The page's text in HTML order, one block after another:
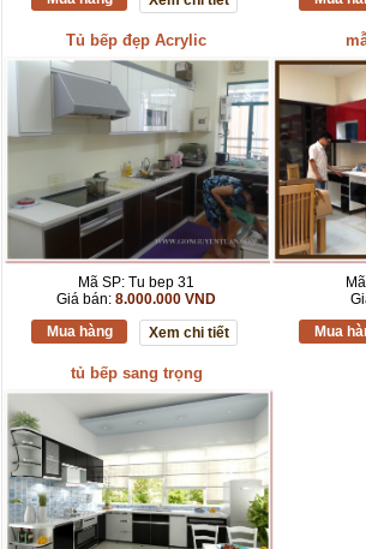
Tủ bếp đẹp Acrylic
Mã SP: Tu bep 31
Giá bán: 8.000.000 VND
Mua hàng
Xem chi tiết
Mua
tủ bếp sang trọng